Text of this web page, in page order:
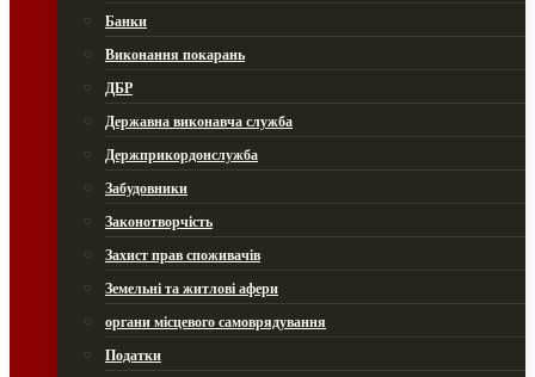
Банки
Виконання покарань
ДБР
Державна виконавча служба
Держприкордонслужба
Забудовники
Законотворчість
Захист прав споживачів
Земельні та житлові афери
органи місцевого самоврядування
Податки